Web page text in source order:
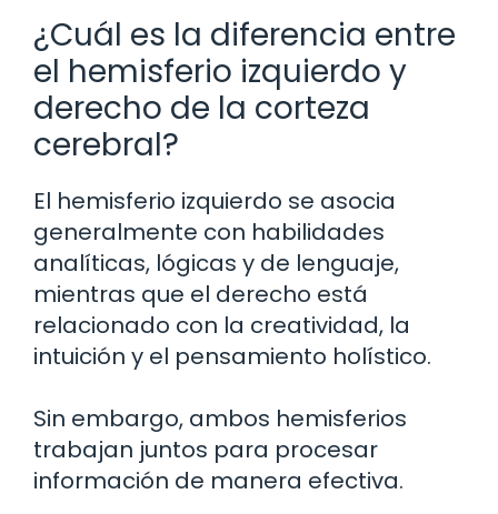
¿Cuál es la diferencia entre
el hemisferio izquierdo y
derecho de la corteza
cerebral?
El hemisferio izquierdo se asocia
generalmente con habilidades
analíticas, lógicas y de lenguaje,
mientras que el derecho está
relacionado con la creatividad, la
intuición y el pensamiento holístico.
Sin embargo, ambos hemisferios
trabajan juntos para procesar
información de manera efectiva.